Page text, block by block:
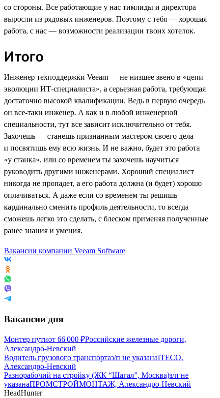
со стороны. Все работающие у нас тимлиды и директора
выросли из рядовых инженеров. Поэтому с тебя — хорошая
работа, с нас — возможности реализации твоих хотелок.
Итого
Инженер техподдержки Veeam — не низшее звено в «цепи
эволюции ИТ-специалиста», а серьезная работа, требующая
достаточно высокой квалификации. Ведь в первую очередь
он все-таки инженер. А как и в любой инженерной
специальности, тут все зависит исключительно от тебя.
Захочешь — станешь признанным мастером своего дела
и посвятишь ему всю жизнь. И не важно, будет это работа
«у станка», или со временем ты захочешь научиться
руководить другими инженерами. Хороший специалист
никогда не пропадет, а его работа должна (и будет) хорошо
оплачиваться. А даже если со временем ты решишь
кардинально сменить профиль деятельности, то всегда
сможешь легко это сделать, с блеском применяя полученные
ранее знания и умения.
Вакансии компании Veeam Software
Вакансии дня
Монтер путиот 66 000 ₽Российские железные дороги,
Александро-Невский
Водитель грузового транспортаз/п не указанаITECO,
Александро-Невский
Разнорабочий на стройку (ЖК “Шагал”, Москва)з/п не
указанаПРОМСТРОЙМОНТАЖ, Александро-Невский
HeadHunter